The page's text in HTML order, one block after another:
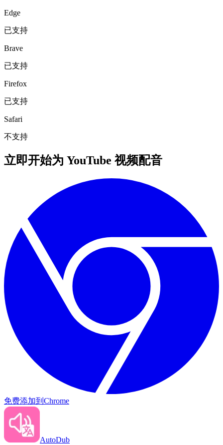
Edge
已支持
Brave
已支持
Firefox
已支持
Safari
不支持
立即开始为 YouTube 视频配音
免费添加到Chrome
AutoDub